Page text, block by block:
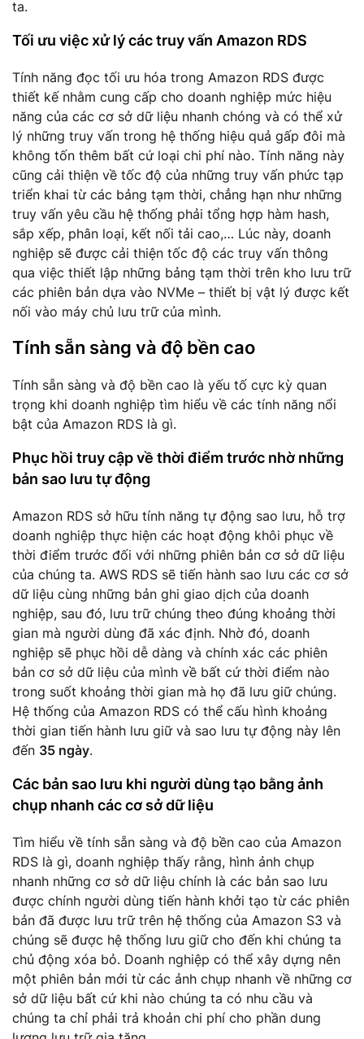
ta.
Tối ưu việc xử lý các truy vấn Amazon RDS
Tính năng đọc tối ưu hóa trong Amazon RDS được
thiết kế nhằm cung cấp cho doanh nghiệp mức hiệu
năng của các cơ sở dữ liệu nhanh chóng và có thể xử
lý những truy vấn trong hệ thống hiệu quả gấp đôi mà
không tốn thêm bất cứ loại chi phí nào. Tính năng này
cũng cải thiện về tốc độ của những truy vấn phức tạp
triển khai từ các bảng tạm thời, chẳng hạn như những
truy vấn yêu cầu hệ thống phải tổng hợp hàm hash,
sắp xếp, phân loại, kết nối tải cao,… Lúc này, doanh
nghiệp sẽ được cải thiện tốc độ các truy vấn thông
qua việc thiết lập những bảng tạm thời trên kho lưu trữ
các phiên bản dựa vào NVMe – thiết bị vật lý được kết
nối vào máy chủ lưu trữ của mình.
Tính sẵn sàng và độ bền cao
Tính sẵn sàng và độ bền cao là yếu tố cực kỳ quan
trọng khi doanh nghiệp tìm hiểu về các tính năng nổi
bật của Amazon RDS là gì.
Phục hồi truy cập về thời điểm trước nhờ những
bản sao lưu tự động
Amazon RDS sở hữu tính năng tự động sao lưu, hỗ trợ
doanh nghiệp thực hiện các hoạt động khôi phục về
thời điểm trước đối với những phiên bản cơ sở dữ liệu
của chúng ta. AWS RDS sẽ tiến hành sao lưu các cơ sở
dữ liệu cùng những bản ghi giao dịch của doanh
nghiệp, sau đó, lưu trữ chúng theo đúng khoảng thời
gian mà người dùng đã xác định. Nhờ đó, doanh
nghiệp sẽ phục hồi dễ dàng và chính xác các phiên
bản cơ sở dữ liệu của mình về bất cứ thời điểm nào
trong suốt khoảng thời gian mà họ đã lưu giữ chúng.
Hệ thống của Amazon RDS có thể cấu hình khoảng
thời gian tiến hành lưu giữ và sao lưu tự động này lên
đến 35 ngày.
Các bản sao lưu khi người dùng tạo bằng ảnh
chụp nhanh các cơ sở dữ liệu
Tìm hiểu về tính sẵn sàng và độ bền cao của Amazon
RDS là gì, doanh nghiệp thấy rằng, hình ảnh chụp
nhanh những cơ sở dữ liệu chính là các bản sao lưu
được chính người dùng tiến hành khởi tạo từ các phiên
bản đã được lưu trữ trên hệ thống của Amazon S3 và
chúng sẽ được hệ thống lưu giữ cho đến khi chúng ta
chủ động xóa bỏ. Doanh nghiệp có thể xây dựng nên
một phiên bản mới từ các ảnh chụp nhanh về những cơ
sở dữ liệu bất cứ khi nào chúng ta có nhu cầu và
chúng ta chỉ phải trả khoản chi phí cho phần dung